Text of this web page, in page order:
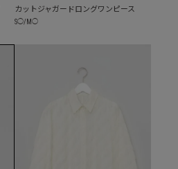
カットジャガードロングワンピース
S◯/ M ◯